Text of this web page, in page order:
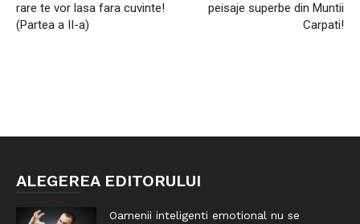
rare te vor lasa fara cuvinte!
(Partea a II-a)
peisaje superbe din Muntii
Carpati!
ALEGEREA EDITORULUI
Oamenii inteligenti emotional nu se